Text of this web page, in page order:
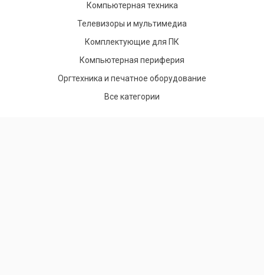
Компьютерная техника
Телевизоры и мультимедиа
Комплектующие для ПК
Компьютерная периферия
Оргтехника и печатное оборудование
Все категории